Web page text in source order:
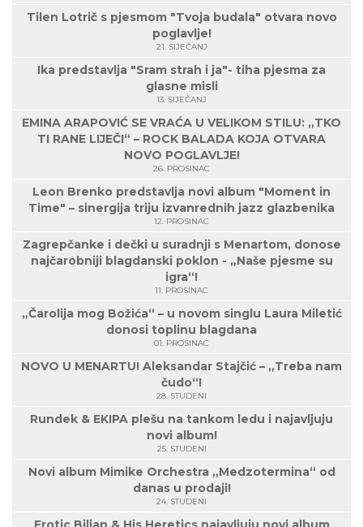
Tilen Lotrič s pjesmom "Tvoja budala" otvara novo
poglavlje!
21. SIJEČANJ
Ika predstavlja "Sram strah i ja"- tiha pjesma za
glasne misli
13. SIJEČANJ
EMINA ARAPOVIĆ SE VRAĆA U VELIKOM STILU: „TKO
TI RANE LIJEČI“ – ROCK BALADA KOJA OTVARA
NOVO POGLAVLJE!
26. PROSINAC
Leon Brenko predstavlja novi album "Moment in
Time" – sinergija triju izvanrednih jazz glazbenika
12. PROSINAC
Zagrepčanke i dečki u suradnji s Menartom, donose
najčarobniji blagdanski poklon - „Naše pjesme su
igra“!
11. PROSINAC
„Čarolija mog Božića“ – u novom singlu Laura Miletić
donosi toplinu blagdana
01. PROSINAC
NOVO U MENARTU! Aleksandar Stajčić – „Treba nam
čudo“!
28. STUDENI
Rundek & EKIPA plešu na tankom ledu i najavljuju
novi album!
25. STUDENI
Novi album Mimike Orchestra „Medzotermina“ od
danas u prodaji!
24. STUDENI